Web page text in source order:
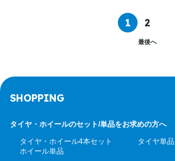
1 2
最後へ
SHOPPING
タイヤ・ホイールのセット/単品をお求めの方へ
タイヤ・ホイール4本セット
タイヤ単品
ホイール単品